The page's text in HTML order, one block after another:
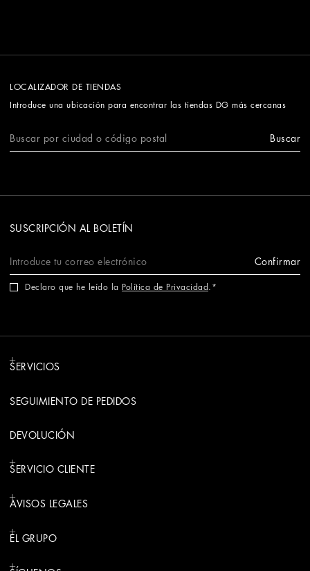
LOCALIZADOR DE TIENDAS
Introduce una ubicación para encontrar las tiendas DG más cercanas
Buscar
SUSCRIPCIÓN AL BOLETÍN
Confirmar
Declaro que he leído la Política de Privacidad .
SERVICIOS
SEGUIMIENTO DE PEDIDOS
DEVOLUCIÓN
SERVICIO CLIENTE
AVISOS LEGALES
EL GRUPO